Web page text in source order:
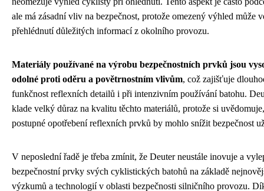
ale má zásadní vliv na bezpečnost, protože omezený výhled může
přehlédnutí důležitých informací z okolního provozu.
Materiály používané na výrobu bezpečnostních prvků jsou
odolné proti oděru a povětrnostním vlivům, což zajišťuje
funkčnost reflexních detailů i při intenzivním používání batohu.
klade velký důraz na kvalitu těchto materiálů, protože si
postupné opotřebení reflexních prvků by mohlo snížit bezpečnost
V neposlední řadě je třeba zmínit, že Deuter neustále inovuje a
bezpečnostní prvky svých cyklistických batohů na základě
výzkumů a technologií v oblasti bezpečnosti silničního provozu.